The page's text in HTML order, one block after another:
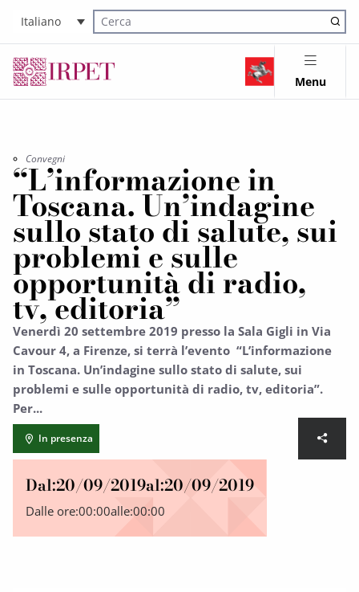
Italiano
Cerca nel sito
Menu
Convegni
“L’informazione in
Toscana. Un’indagine
sullo stato di salute, sui
problemi e sulle
opportunità di radio,
tv, editoria”
Venerdì 20 settembre 2019 presso la Sala Gigli in Via
Cavour 4, a Firenze, si terrà l’evento “L’informazione
in Toscana. Un’indagine sullo stato di salute, sui
problemi e sulle opportunità di radio, tv, editoria”.
Per...
In presenza
Dal:20/09/2019al:20/09/2019
Dalle ore:00:00alle:00:00